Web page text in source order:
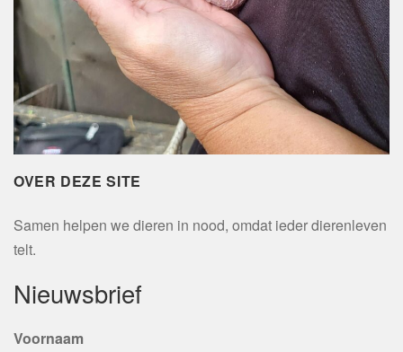
OVER DEZE SITE
Samen helpen we dieren in nood, omdat ieder dierenleven
telt.
Nieuwsbrief
Voornaam